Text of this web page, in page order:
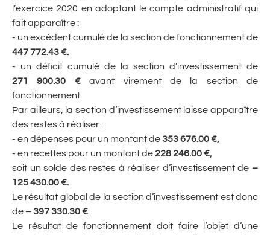
l’exercice 2020 en adoptant le compte administratif qui
fait apparaître :
- un excédent cumulé de la section de fonctionnement de
447 772.43 €.
- un déficit cumulé de la section d’investissement de
271 900.30 €avant virement de la section de
fonctionnement.
Par ailleurs, la section d’investissement laisse apparaître
des restes à réaliser :
- en dépenses pour un montant de353 676.00 €,
- en recettes pour un montant de228 246.00 €,
soit un solde des restes à réaliser d’investissement de –
125 430.00 €.
Le résultat global de la section d’investissement est donc
de– 397 330.30 €
Le résultat de fonctionnement doit faire l’objet d’une